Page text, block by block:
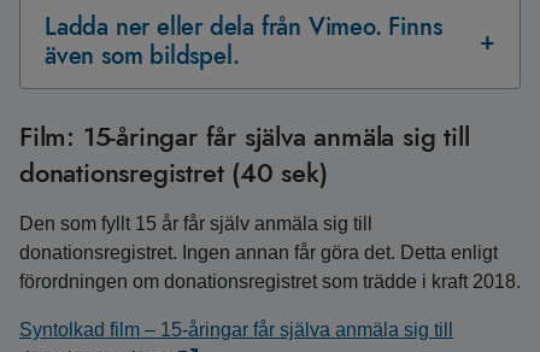
Ladda ner eller dela från Vimeo. Finns
även som bildspel.
Film: 15-åringar får själva anmäla sig till
donationsregistret (40 sek)
Den som fyllt 15 år får själv anmäla sig till
donationsregistret. Ingen annan får göra det. Detta enligt
förordningen om donationsregistret som trädde i kraft 2018.
Syntolkad film – 15-åringar får själva anmäla sig till